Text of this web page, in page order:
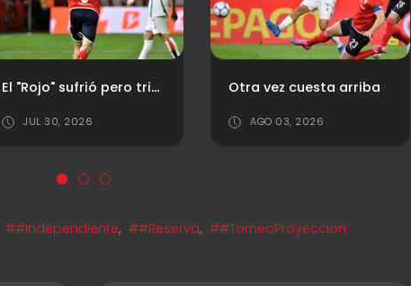
Otra vez cuesta arriba
AGO 03, 2026 JUL 28, 2026
##Independiente, ##Reserva, ##TorneoProyeccion